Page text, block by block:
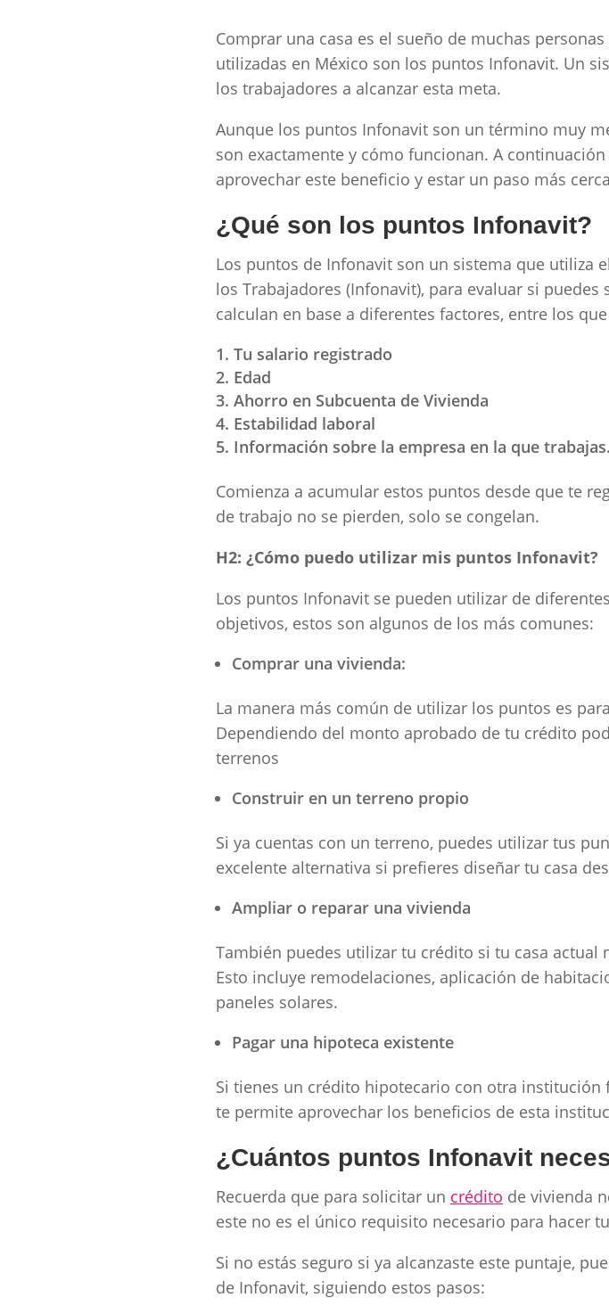
Comprar una casa es el sueño de muchas
utilizadas en México son los puntos Infonavit. Un
los trabajadores a alcanzar esta meta.
Aunque los puntos Infonavit son un término muy
son exactamente y cómo funcionan. A
aprovechar este beneficio y estar un paso más
¿Qué son los puntos Infonavit?
Los puntos de Infonavit son un sistema que utiliza
los Trabajadores (Infonavit), para evaluar si
calculan en base a diferentes factores, entre los
Tu salario registrado
Edad
Ahorro en Subcuenta de Vivienda
Estabilidad laboral
Información sobre la empresa en la que trabajas.
Comienza a acumular estos puntos desde que te
de trabajo no se pierden, solo se congelan.
H2: ¿Cómo puedo utilizar mis puntos Infonavit?
Los puntos Infonavit se pueden utilizar de
objetivos, estos son algunos de los más comunes:
Comprar una vivienda:
La manera más común de utilizar los puntos es
Dependiendo del monto aprobado de tu crédito
terrenos
Construir en un terreno propio
Si ya cuentas con un terreno, puedes utilizar tus
excelente alternativa si prefieres diseñar tu casa
Ampliar o reparar una vivienda
También puedes utilizar tu crédito si tu casa actual
Esto incluye remodelaciones, aplicación de
paneles solares.
Pagar una hipoteca existente
Si tienes un crédito hipotecario con otra
te permite aprovechar los beneficios de esta
¿Cuántos puntos Infonavit
Recuerda que para solicitar un crédito de vivienda
este no es el único requisito necesario para hacer
Si no estás seguro si ya alcanzaste este puntaje,
de Infonavit, siguiendo estos pasos: